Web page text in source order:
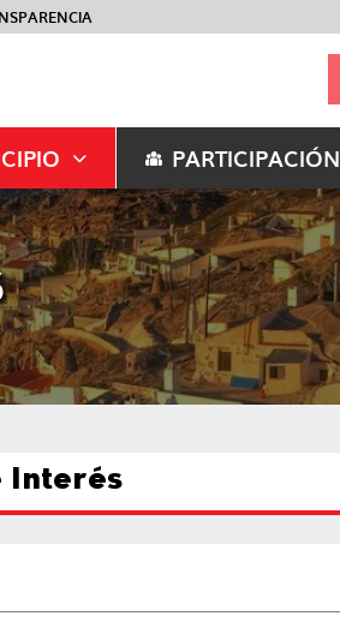
PARTICIPACIÓN
Interés